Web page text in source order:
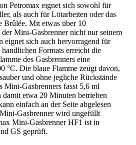
Petromax eignet sich sowohl für
als auch für Lötarbeiten oder das
Brûlée. Mit etwas über 10
Mini-Gasbrenner nicht nur seinem
eignet sich auch hervorragend für
Formats erreicht die
des Gasbrenners eine
°C. Die blaue Flamme zeugt davon,
und ohne jegliche Rückstände
Mini-Gasbrenners fasst 5,6 ml
damit etwa 20 Minuten betrieben
einfach an der Seite abgelesen
Gasbrenner wird ungefüllt
Mini-Gasbrenner HF1 ist in
GS geprüft.